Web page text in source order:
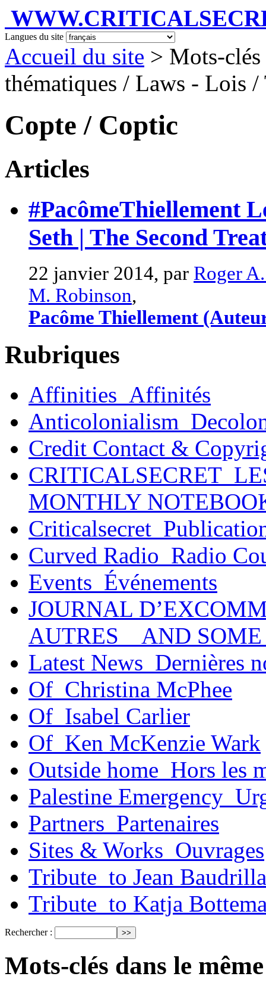
Langues du site
Accueil du site > Mots-
thématiques / Laws - Lois
Copte / Coptic
Articles
#PacômeThiellement
Seth | The Second
22 janvier 2014, par Roger
M. Robinson,
Pacôme Thiellement
Rubriques
Affinities_Affinités
Credit Contact &
MONTHLY
Curved Radio_Radio
Events_Événements
JOURNAL
AUTRES _ AND
Latest News_Dernières
Of_Christina McPhee
Of_Isabel Carlier
Of_Ken McKenzie Wark
Outside home_Hors les
Palestine
Partners_Partenaires
Sites & Works_Ouvrages
Tribute_to Jean
Tribute_to Katja
Rechercher :
Mots-clés dans le